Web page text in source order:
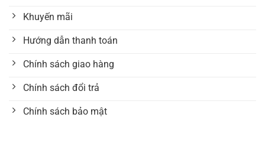
Khuyến mãi
Hướng dẫn thanh toán
Chính sách giao hàng
Chính sách đổi trả
Chính sách bảo mật